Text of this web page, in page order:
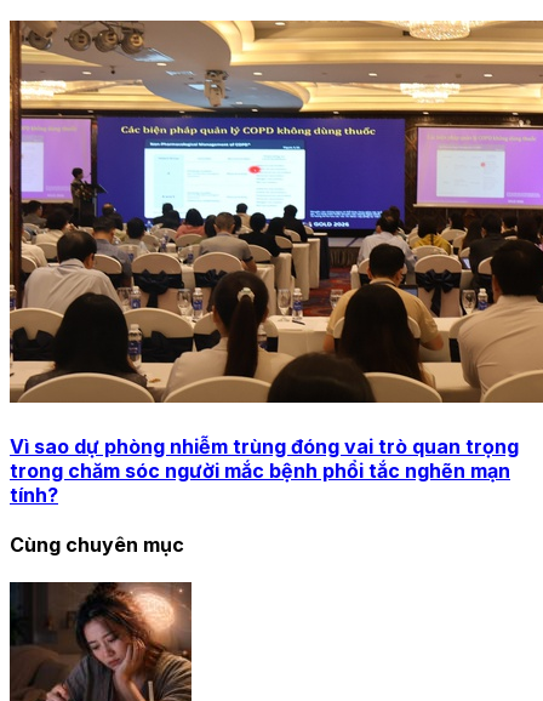
Vì sao dự phòng nhiễm trùng đóng vai trò quan trọng
trong chăm sóc người mắc bệnh phổi tắc nghẽn mạn
tính?
Cùng chuyên mục